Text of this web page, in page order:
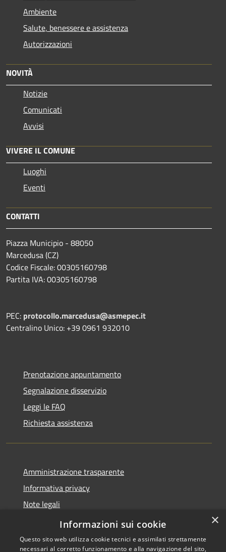
Ambiente
Salute, benessere e assistenza
Autorizzazioni
NOVITÀ
Notizie
Comunicati
Avvisi
VIVERE IL COMUNE
Luoghi
Eventi
CONTATTI
Piazza Municipio - 88050
Marcedusa (CZ)
Codice Fiscale: 00305160798
Partita IVA: 00305160798
PEC: protocollo.marcedusa@asmepec.it
Centralino Unico: +39 0961 932010
Prenotazione appuntamento
Segnalazione disservizio
Leggi le FAQ
Richiesta assistenza
Amministrazione trasparente
Informativa privacy
Note legali
Dichiarazione di accessibilità
×
Informazioni sui cookie
Questo sito web utilizza cookie tecnici e assimilati strettamente
necessari al corretto funzionamento e alla navigazione del sito,